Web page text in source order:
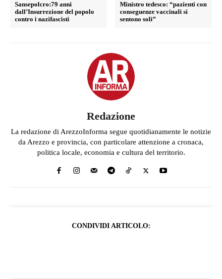
Sansepolcro:79 anni
dall’Insurrezione del popolo
contro i nazifascisti
Ministro tedesco: “pazienti con
conseguenze vaccinali si
sentono soli”
Redazione
La redazione di ArezzoInforma segue quotidianamente le notizie
da Arezzo e provincia, con particolare attenzione a cronaca,
politica locale, economia e cultura del territorio.
CONDIVIDI ARTICOLO: